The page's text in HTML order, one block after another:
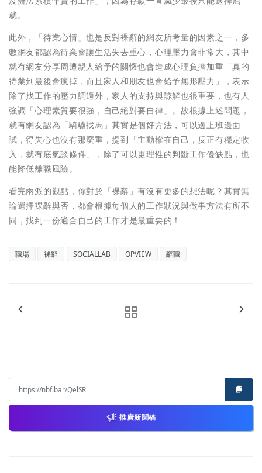
就。
此外，「待業心情」也是反對裸辭的網友所考量的因素之一，多
數網友都認為待業會讓生活失去重心，心理壓力會非常大，其中
就有網友分享周遭親人給予的關懷也會造成心理負擔加重「真的
待業到最後會瘋掉，而且家人和朋友也會給予無形壓力」，表示
除了找工作的壓力調適外，家人的支持與諒解也很重要，也有人
強調「心理素質要很強，自己絕對要自律」。故根據上述問題，
就有網友認為「騎驢找馬」其實是個好方法，可以邊上班邊面
試，得失心也沒有那麼重，提到「主動權在自己，反正有穩定收
入，就有底氣談條件」，除了可以更理性的判斷工作優缺點，也
能降低離職風險。
看完兩派的觀點，你對於「裸辭」有沒有更多的想法呢？其實無
論選擇裸辭與否，都會根據每個人的工作狀況與做事方法有所不
同，找到一份適合自己的工作才是最重要的！
職場 裸辭 SOCIALLAB OPVIEW 辭職
推廣新聞稿